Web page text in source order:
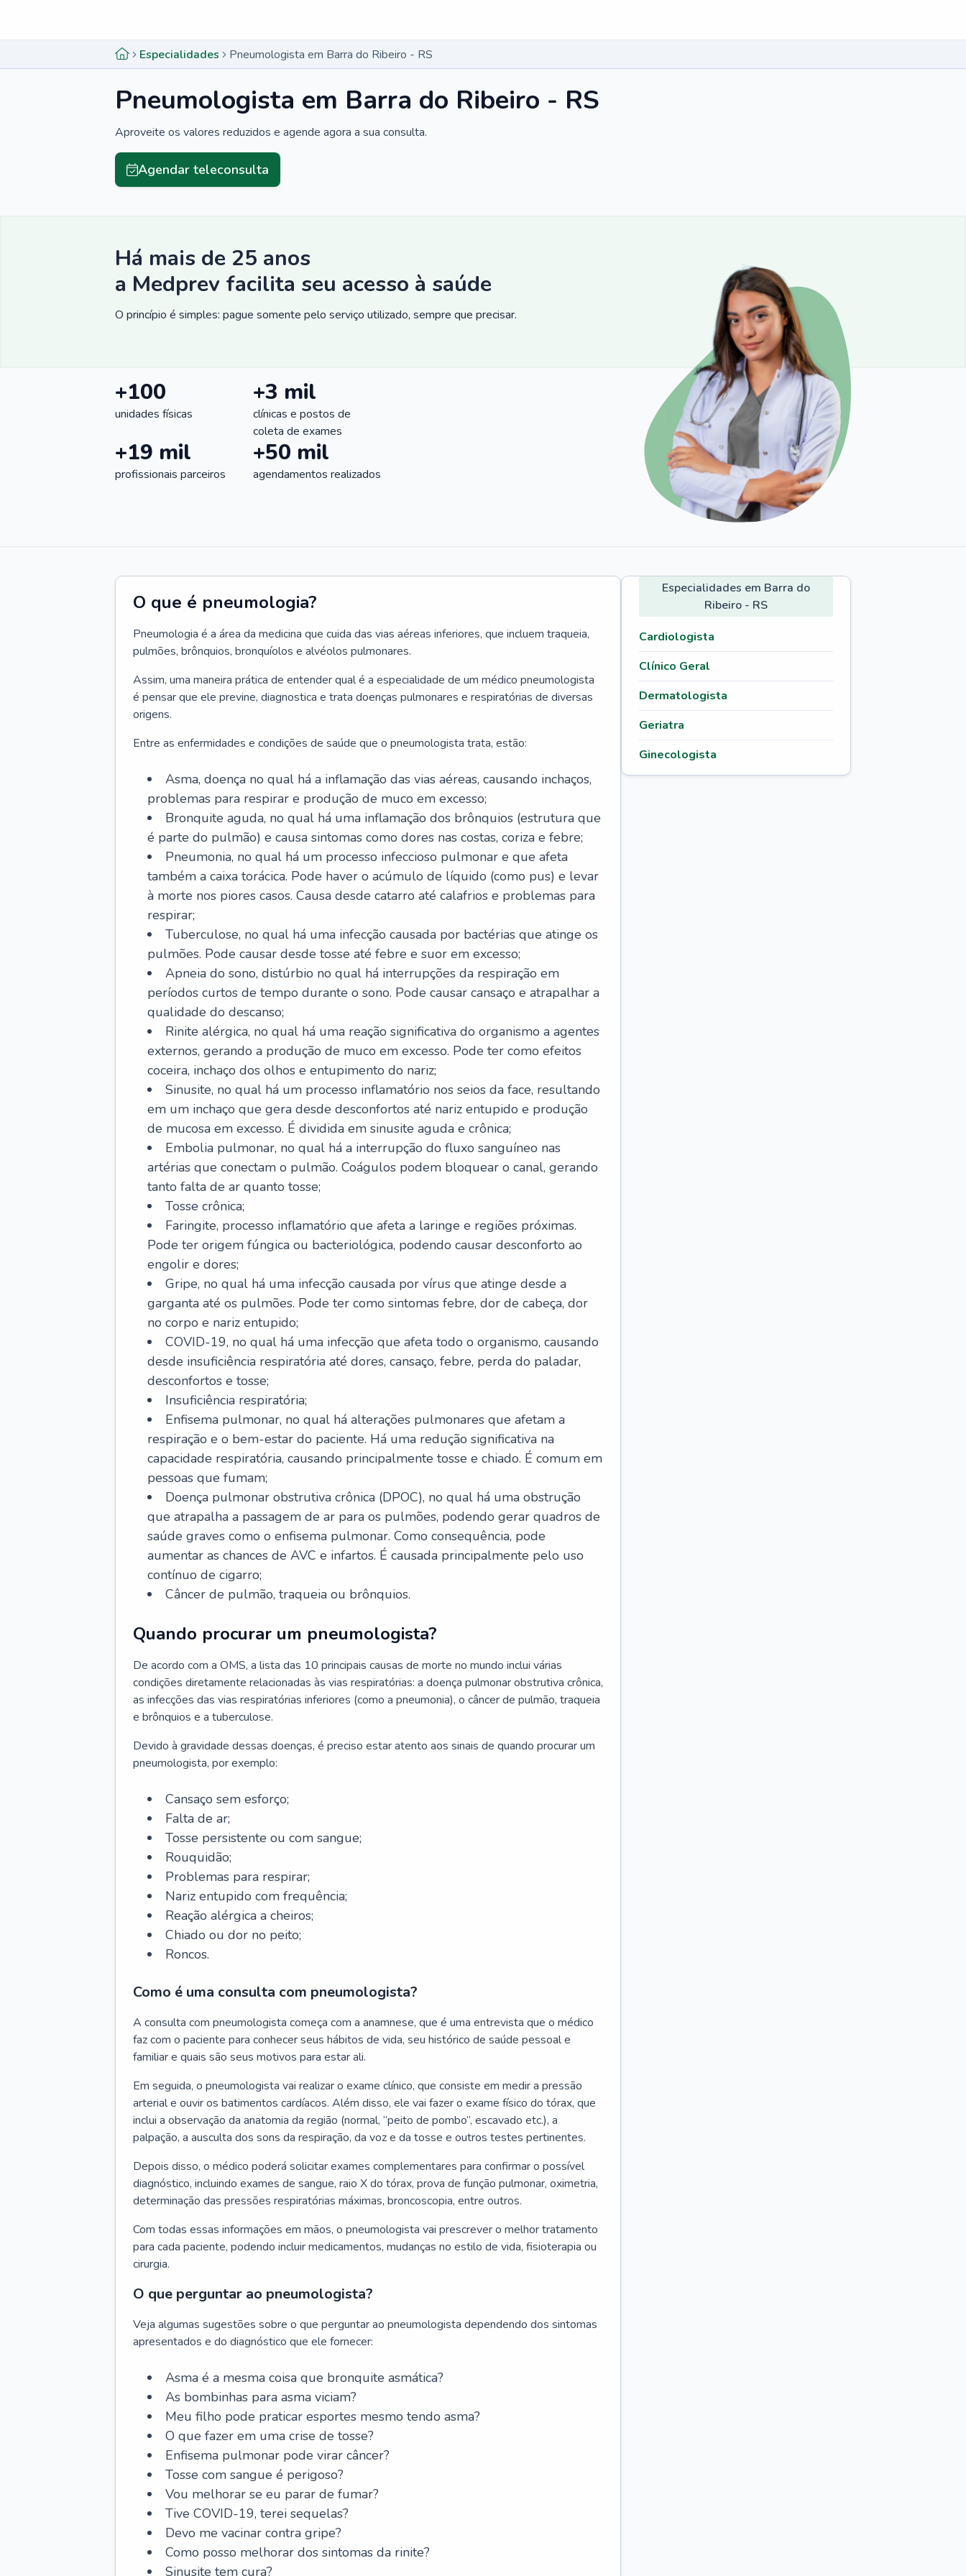
Especialidades Pneumologista em Barra do Ribeiro - RS
Pneumologista em Barra do Ribeiro - RS
Aproveite os valores reduzidos e agende agora a sua consulta.
Agendar teleconsulta
Há mais de 25 anos
a Medprev facilita seu acesso à saúde
O princípio é simples: pague somente pelo serviço utilizado, sempre que precisar.
+100
unidades físicas
+3 mil
clínicas e postos de
coleta de exames
+19 mil
profissionais parceiros
+50 mil
agendamentos realizados
O que é pneumologia?
Pneumologia é a área da medicina que cuida das vias aéreas inferiores, que incluem traqueia,
pulmões, brônquios, bronquíolos e alvéolos pulmonares.
Assim, uma maneira prática de entender qual é a especialidade de um médico pneumologista
é pensar que ele previne, diagnostica e trata doenças pulmonares e respiratórias de diversas
origens.
Entre as enfermidades e condições de saúde que o pneumologista trata, estão:
Asma, doença no qual há a inflamação das vias aéreas, causando inchaços,
problemas para respirar e produção de muco em excesso;
Bronquite aguda, no qual há uma inflamação dos brônquios (estrutura que
é parte do pulmão) e causa sintomas como dores nas costas, coriza e febre;
Pneumonia, no qual há um processo infeccioso pulmonar e que afeta
também a caixa torácica. Pode haver o acúmulo de líquido (como pus) e levar
à morte nos piores casos. Causa desde catarro até calafrios e problemas para
respirar;
Tuberculose, no qual há uma infecção causada por bactérias que atinge os
pulmões. Pode causar desde tosse até febre e suor em excesso;
Apneia do sono, distúrbio no qual há interrupções da respiração em
períodos curtos de tempo durante o sono. Pode causar cansaço e atrapalhar a
qualidade do descanso;
Rinite alérgica, no qual há uma reação significativa do organismo a agentes
externos, gerando a produção de muco em excesso. Pode ter como efeitos
coceira, inchaço dos olhos e entupimento do nariz;
Sinusite, no qual há um processo inflamatório nos seios da face, resultando
em um inchaço que gera desde desconfortos até nariz entupido e produção
de mucosa em excesso. É dividida em sinusite aguda e crônica;
Embolia pulmonar, no qual há a interrupção do fluxo sanguíneo nas
artérias que conectam o pulmão. Coágulos podem bloquear o canal, gerando
tanto falta de ar quanto tosse;
Tosse crônica;
Faringite, processo inflamatório que afeta a laringe e regiões próximas.
Pode ter origem fúngica ou bacteriológica, podendo causar desconforto ao
engolir e dores;
Gripe, no qual há uma infecção causada por vírus que atinge desde a
garganta até os pulmões. Pode ter como sintomas febre, dor de cabeça, dor
no corpo e nariz entupido;
COVID-19, no qual há uma infecção que afeta todo o organismo, causando
desde insuficiência respiratória até dores, cansaço, febre, perda do paladar,
desconfortos e tosse;
Insuficiência respiratória;
Enfisema pulmonar, no qual há alterações pulmonares que afetam a
respiração e o bem-estar do paciente. Há uma redução significativa na
capacidade respiratória, causando principalmente tosse e chiado. É comum em
pessoas que fumam;
Doença pulmonar obstrutiva crônica (DPOC), no qual há uma obstrução
que atrapalha a passagem de ar para os pulmões, podendo gerar quadros de
saúde graves como o enfisema pulmonar. Como consequência, pode
aumentar as chances de AVC e infartos. É causada principalmente pelo uso
contínuo de cigarro;
Câncer de pulmão, traqueia ou brônquios.
Quando procurar um pneumologista?
De acordo com a OMS, a lista das 10 principais causas de morte no mundo inclui várias
condições diretamente relacionadas às vias respiratórias: a doença pulmonar obstrutiva crônica,
as infecções das vias respiratórias inferiores (como a pneumonia), o câncer de pulmão, traqueia
e brônquios e a tuberculose.
Devido à gravidade dessas doenças, é preciso estar atento aos sinais de quando procurar um
pneumologista, por exemplo:
Cansaço sem esforço;
Falta de ar;
Tosse persistente ou com sangue;
Rouquidão;
Problemas para respirar;
Nariz entupido com frequência;
Reação alérgica a cheiros;
Chiado ou dor no peito;
Roncos.
Como é uma consulta com pneumologista?
A consulta com pneumologista começa com a anamnese, que é uma entrevista que o médico
faz com o paciente para conhecer seus hábitos de vida, seu histórico de saúde pessoal e
familiar e quais são seus motivos para estar ali.
Em seguida, o pneumologista vai realizar o exame clínico, que consiste em medir a pressão
arterial e ouvir os batimentos cardíacos. Além disso, ele vai fazer o exame físico do tórax, que
inclui a observação da anatomia da região (normal, “peito de pombo”, escavado etc.), a
palpação, a ausculta dos sons da respiração, da voz e da tosse e outros testes pertinentes.
Depois disso, o médico poderá solicitar exames complementares para confirmar o possível
diagnóstico, incluindo exames de sangue, raio X do tórax, prova de função pulmonar, oximetria,
determinação das pressões respiratórias máximas, broncoscopia, entre outros.
Com todas essas informações em mãos, o pneumologista vai prescrever o melhor tratamento
para cada paciente, podendo incluir medicamentos, mudanças no estilo de vida, fisioterapia ou
cirurgia.
O que perguntar ao pneumologista?
Veja algumas sugestões sobre o que perguntar ao pneumologista dependendo dos sintomas
apresentados e do diagnóstico que ele fornecer:
Asma é a mesma coisa que bronquite asmática?
As bombinhas para asma viciam?
Meu filho pode praticar esportes mesmo tendo asma?
O que fazer em uma crise de tosse?
Enfisema pulmonar pode virar câncer?
Tosse com sangue é perigoso?
Vou melhorar se eu parar de fumar?
Tive COVID-19, terei sequelas?
Devo me vacinar contra gripe?
Como posso melhorar dos sintomas da rinite?
Sinusite tem cura?
Especialidades em Barra do
Ribeiro - RS
Cardiologista
Clínico Geral
Dermatologista
Geriatra
Ginecologista